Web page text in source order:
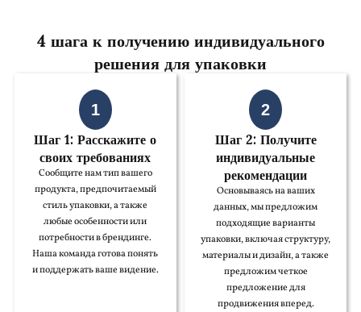
4 шага к получению индивидуального
решения для упаковки
1
Шаг 1: Расскажите о
своих требованиях
Сообщите нам тип вашего
продукта, предпочитаемый
стиль упаковки, а также
любые особенности или
потребности в брендинге.
Наша команда готова понять
и поддержать ваше видение.
2
Шаг 2: Получите
индивидуальные
рекомендации
Основываясь на ваших
данных, мы предложим
подходящие варианты
упаковки, включая структуру,
материалы и дизайн, а также
предложим четкое
предложение для
продвижения вперед.